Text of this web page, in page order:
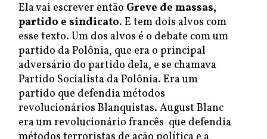
Ela vai escrever então Greve de massas,
partido e sindicato. E tem dois alvos com
esse texto. Um dos alvos é o debate com um
partido da Polônia, que era o principal
adversário do partido dela, e se chamava
Partido Socialista da Polônia. Era um
partido que defendia métodos
revolucionários Blanquistas. August Blanc
era um revolucionário francês que defendia